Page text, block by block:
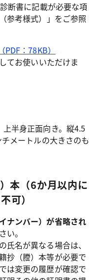
断書に記載が必要な項
参考様式）」をご参照
：78KB）
てお使いいただけま
半身正面向き。縦4.5
メートルの大きさのも
本（6か月以内に
可）
ナンバー）が省略され
い。
名が異なる場合は、
抄（謄）本等が必要で
は変更の履歴が確認で